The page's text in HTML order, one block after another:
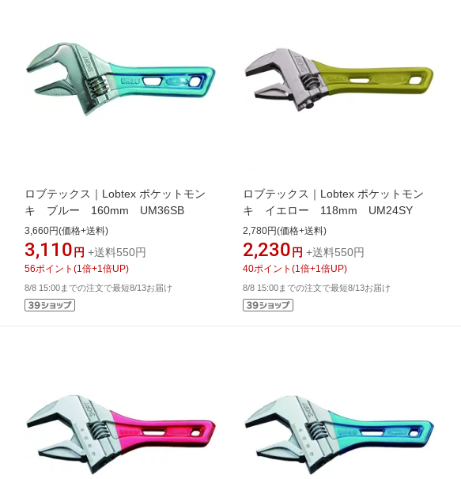
ロブテックス｜Lobtex ポケットモン
キ ブルー 160mm UM36SB
3,660円(価格+送料)
3,110 円 +送料550円
56ポイント (1 倍+1 倍UP)
8/8 15:00までの注文で最短8/13お届け
ロブテックス｜Lobtex ポケットモン
キ イエロー 118mm UM24SY
2,780円(価格+送料)
2,230 円 +送料550円
40ポイント (1 倍+1 倍UP)
8/8 15:00までの注文で最短8/13お届け